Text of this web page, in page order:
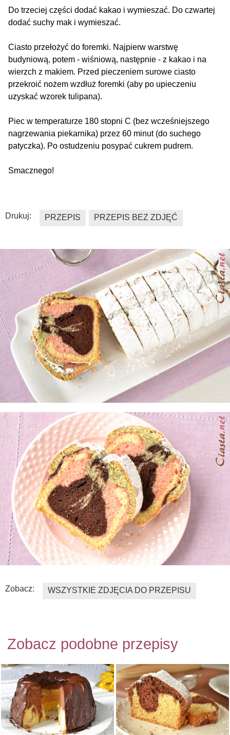
Do trzeciej części dodać kakao i wymieszać. Do czwartej
dodać suchy mak i wymieszać.
Ciasto przełożyć do foremki. Najpierw warstwę
budyniową, potem - wiśniową, następnie - z kakao i na
wierzch z makiem. Przed pieczeniem surowe ciasto
przekroić nożem wzdłuż foremki (aby po upieczeniu
uzyskać wzorek tulipana).
Piec w temperaturze 180 stopni C (bez wcześniejszego
nagrzewania piekarnika) przez 60 minut (do suchego
patyczka). Po ostudzeniu posypać cukrem pudrem.
Smacznego!
Drukuj: PRZEPIS PRZEPIS BEZ ZDJĘĆ
Zobacz: WSZYSTKIE ZDJĘCIA DO PRZEPISU
Zobacz podobne przepisy